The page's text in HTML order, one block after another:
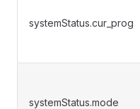
systemStatus.cur_prog
systemStatus.mode